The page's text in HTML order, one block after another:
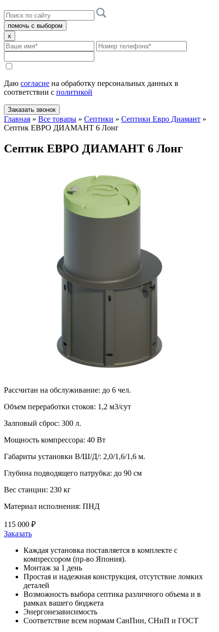
помочь с выбором
x
Даю согласие на обработку персональных данных в
соответствии с политикой
Заказать звонок
Главная » Все товары » Септики » Септики Евро Диамант »
Септик ЕВРО ДИАМАНТ 6 Лонг
Септик ЕВРО ДИАМАНТ 6 Лонг
Рассчитан на обслуживание: до 6 чел.
Объем переработки стоков: 1,2 м3/сут
Залповый сброс: 300 л.
Мощность компрессора: 40 Вт
Габариты установки В/Ш/Д/: 2,0/1,6/1,6 м.
Глубина подводящего патрубка: до 90 см
Вес станции: 230 кг
Материал исполнения: ПНД
115 000 ₽
Заказать
Каждая установка поставляется в комплекте с
компрессором (пр-во Япония).
Монтаж за 1 день
Простая и надежная конструкция, отсутствие ломких
деталей
Возможность выбора септика различного объема и в
рамках вашего бюджета
Энергонезависимость
Соответствие всем нормам СанПин, СНиП и ГОСТ